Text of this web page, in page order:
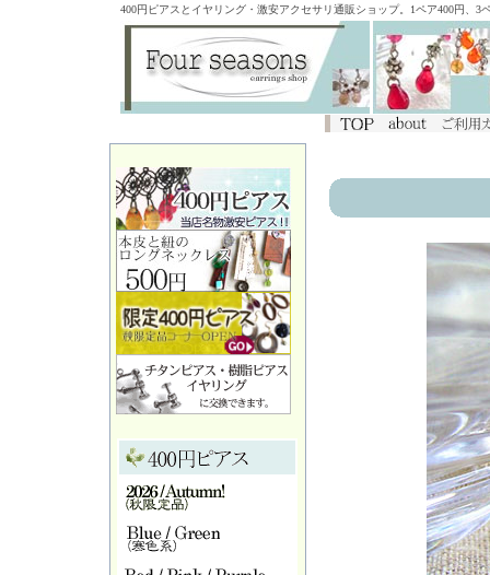
400円ピアスとイヤリング・激安アクセサリ通販ショップ。1ペア400円、